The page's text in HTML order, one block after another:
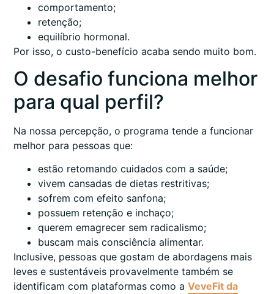
comportamento;
retenção;
equilíbrio hormonal.
Por isso, o custo-benefício acaba sendo muito bom.
O desafio funciona melhor
para qual perfil?
Na nossa percepção, o programa tende a funcionar
melhor para pessoas que:
estão retomando cuidados com a saúde;
vivem cansadas de dietas restritivas;
sofrem com efeito sanfona;
possuem retenção e inchaço;
querem emagrecer sem radicalismo;
buscam mais consciência alimentar.
Inclusive, pessoas que gostam de abordagens mais
leves e sustentáveis provavelmente também se
identificam com plataformas como a VeveFit da